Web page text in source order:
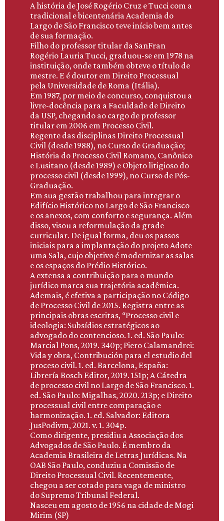
A história de José Rogério Cruz e Tucci com a
tradicional e bicentenária Academia do
Largo de São Francisco teve início bem antes
de sua formação.
Filho do professor titular da SanFran
Rogério Lauria Tucci, graduou-se em 1978 na
instituição, onde também obteve o título de
mestre. E é doutor em Direito Processual
pela Universidade de Roma (Itália).
Em 1987, por meio de concurso, conquistou a
livre-docência para a Faculdade de Direito
da USP, chegando ao cargo de professor
titular em 2006 em Processo Civil.
Regente das disciplinas Direito Processual
Civil (desde 1988), no Curso de Graduação;
História do Processo Civil Romano, Canônico
e Lusitano (desde 1989) e Objeto litigioso do
processo civil (desde 1999), no Curso de Pós-
Graduação.
Em sua gestão trabalhou para integrar o
Edifício Histórico no Largo de São Francisco
e os anexos, com conforto e segurança. Além
disso, visou a reformulação da grade
curricular. De igual forma, deu os passos
iniciais para a implantação do projeto Adote
uma Sala, cujo objetivo é modernizar as salas
e os espaços do Prédio Histórico.
A extensa a contribuição para o mundo
jurídico marca sua trajetória acadêmica.
Ademais, é efetiva a participação no Código
de Processo Civil de 2015. Registra entre as
principais obras escritas, “Processo civil e
ideologia: Subsídios estratégicos ao
advogado do contencioso. 1. ed. São Paulo:
Marcial Pons, 2019. 340p; Piero Calamandrei:
Vida y obra, Contribución para el estudio del
proceso civil. 1. ed. Barcelona, España:
Librería Bosch Editor, 2019. 151p; A Cátedra
de processo civil no Largo de São Francisco. 1.
ed. São Paulo: Migalhas, 2020. 213p; e Direito
processual civil entre comparação e
harmonização. 1. ed. Salvador: Editora
JusPodivm, 2021. v. 1. 304p.
Como dirigente, presidiu a Associação dos
Advogados de São Paulo. É membro da
Academia Brasileira de Letras Jurídicas. Na
OAB São Paulo, conduziu a Comissão de
Direito Processual Civil. Recentemente,
chegou a ser cotado para vaga de ministro
do Supremo Tribunal Federal.
Nasceu em agosto de 1956 na cidade de Mogi
Mirim (SP)